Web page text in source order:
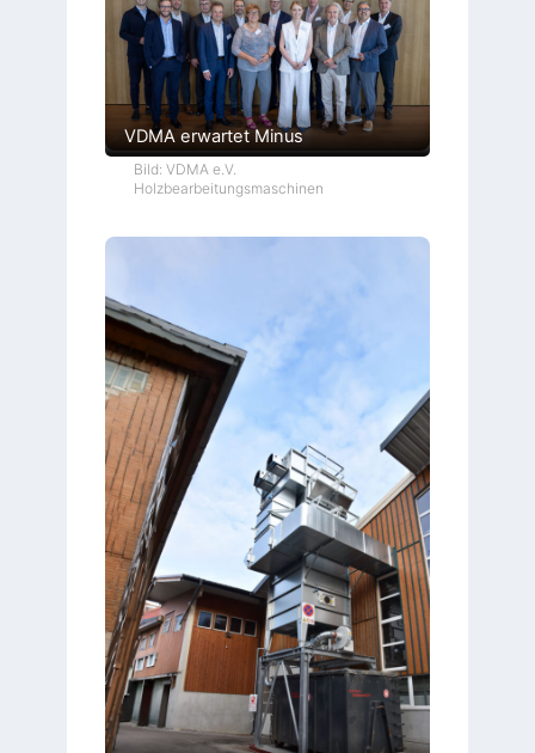
VDMA erwartet Minus
Bild: VDMA e.V.
Holzbearbeitungsmaschinen